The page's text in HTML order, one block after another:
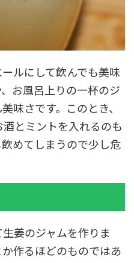
ルにして飲んでも美味
お風呂上りの一杯のジ
味さです。このとき、
とミントを入れるのも
めてしまうので少し危
姜のジャムを作りま
作るほどのものではあ